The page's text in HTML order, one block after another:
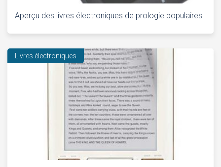
Aperçu des livres électroniques de prologie populaires
Livres électroniques